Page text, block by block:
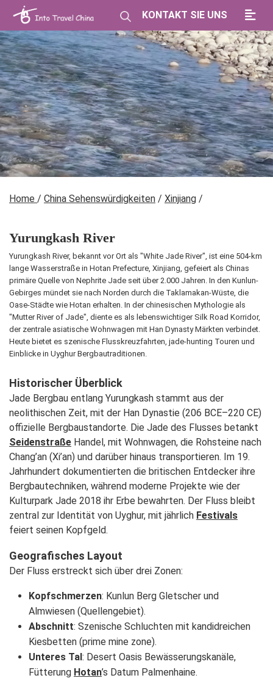
KONTAKT SIE UNS
Home / China Sehenswürdigkeiten / Xinjiang /
Yurungkash River
Yurungkash River, bekannt vor Ort als "White Jade River", ist eine 504-km
lange Wasserstraße in Hotan Prefecture, Xinjiang, gefeiert als Chinas
primäre Quelle von Nephrite Jade seit über 2.000 Jahren. In den Kunlun-
Gebirges mündet sie nach Norden durch die Taklamakan-Wüste, die
Oase-Städte wie Hotan erhalten. In der chinesischen Mythologie als
"Mutter River of Jade", diente es als lebenswichtiger Silk Road Korridor,
der zentrale asiatische Wohnwagen mit Han Dynasty Märkten verbindet.
Heute bietet es szenische Flusskreuzfahrten, jade-hunting Touren und
Einblicke in Uyghur Bergbautraditionen.
Historischer Überblick
Jade Bergbau entlang Yurungkash stammt aus der
neolithischen Zeit, mit der Han Dynastie (206 BCE–220 CE)
offizielle Bergbaustandorte. Die Jade des Flusses betankt
Seidenstraße Handel, mit Wohnwagen, die Rohsteine nach
Chang’an (Xi’an) und darüber hinaus transportieren. Im 19.
Jahrhundert dokumentierten die britischen Entdecker ihre
Bergbautechniken, während moderne Projekte wie der
Kulturpark Jade 2018 ihr Erbe bewahrten. Der Fluss bleibt
zentral zur Identität von Uyghur, mit jährlich Festivals
feiert seinen Kopfgeld.
Geografisches Layout
Der Fluss erstreckt sich über drei Zonen:
Kopfschmerzen: Kunlun Berg Gletscher und
Almwiesen (Quellengebiet).
Abschnitt: Szenische Schluchten mit kandidreichen
Kiesbetten (prime mine zone).
Unteres Tal: Desert Oasis Bewässerungskanäle,
Fütterung Hotan’s Datum Palmenhaine.